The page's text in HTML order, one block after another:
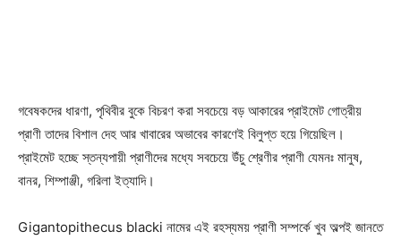
গবেষকদের ধারণা, পৃথিবীর বুকে বিচরণ করা সবচেয়ে বড় আকারের প্রাইমেট গোত্রীয়
প্রাণী তাদের বিশাল দেহ আর খাবারের অভাবের কারণেই বিলুপ্ত হয়ে গিয়েছিল।
প্রাইমেট হচ্ছে স্তন্যপায়ী প্রাণীদের মধ্যে সবচেয়ে উঁচু শ্রেণীর প্রাণী যেমনঃ মানুষ,
বানর, শিম্পাঞ্জী, গরিলা ইত্যাদি।
Gigantopithecus blacki নামের এই রহস্যময় প্রাণী সম্পর্কে খুব অল্পই জানতে